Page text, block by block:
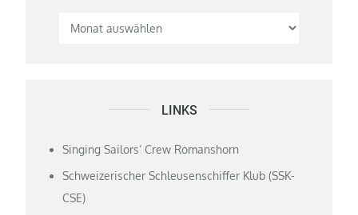
LINKS
Singing Sailors‘ Crew Romanshorn
Schweizerischer Schleusenschiffer Klub (SSK-
CSE)